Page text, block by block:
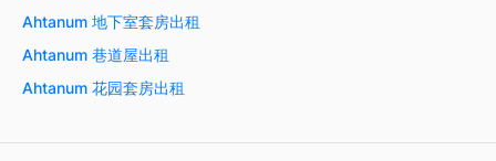
Ahtanum 地下室套房出租
Ahtanum 巷道屋出租
Ahtanum 花园套房出租